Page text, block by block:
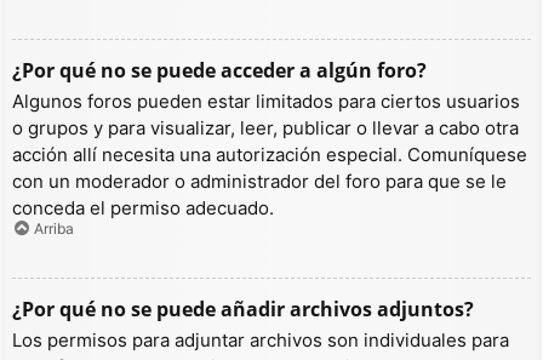
¿Por qué no se puede acceder a algún foro?
Algunos foros pueden estar limitados para ciertos usuarios
o grupos y para visualizar, leer, publicar o llevar a cabo otra
acción allí necesita una autorización especial. Comuníquese
con un moderador o administrador del foro para que se le
conceda el permiso adecuado.
Arriba
¿Por qué no se puede añadir archivos adjuntos?
Los permisos para adjuntar archivos son individuales para